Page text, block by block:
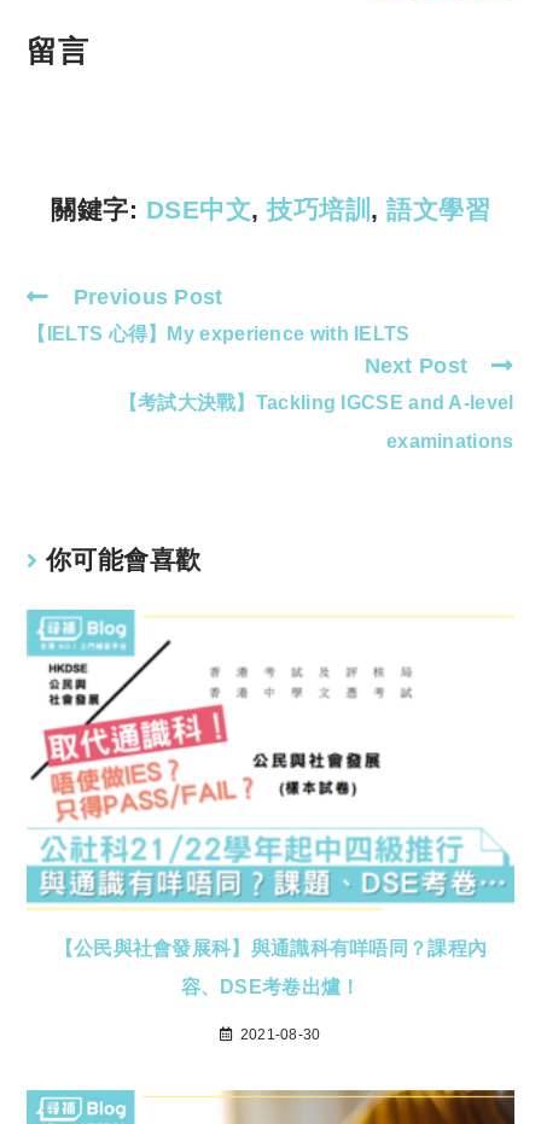
k
p
留言
關鍵字: DSE中文, 技巧培訓 , 語文學習
Read
more
Previous Post
【IELTS 心得】My experience with IELTS
Next Post
【考試大決戰】Tackling IGCSE and A-level
examinations
你可能會喜歡
【公民與社會發展科】與通識科有咩唔同？課程內
容、DSE考卷出爐！
2021-08-30